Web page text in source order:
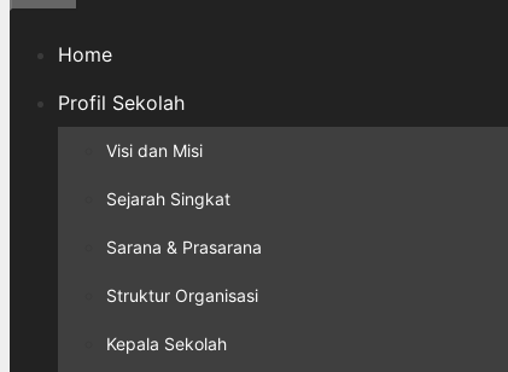
Home
Profil Sekolah
Visi dan Misi
Sejarah Singkat
Sarana & Prasarana
Struktur Organisasi
Kepala Sekolah